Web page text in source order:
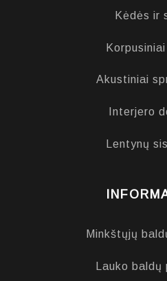
Kėdės ir
Akustiniai
Interjero
Lentynų
Minkštųjų
Lauko